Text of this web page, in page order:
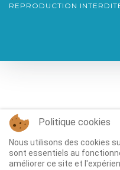
REPRODUCTION
Politique cookies
Nous utilisons des cookies
sont essentiels au
améliorer ce site et